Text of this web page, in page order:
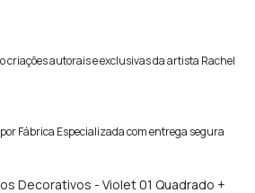
criações autorais e exclusivas da artista Rachel
Fábrica Especializada com entrega segura
Decorativos - Violet 01 Quadrado +